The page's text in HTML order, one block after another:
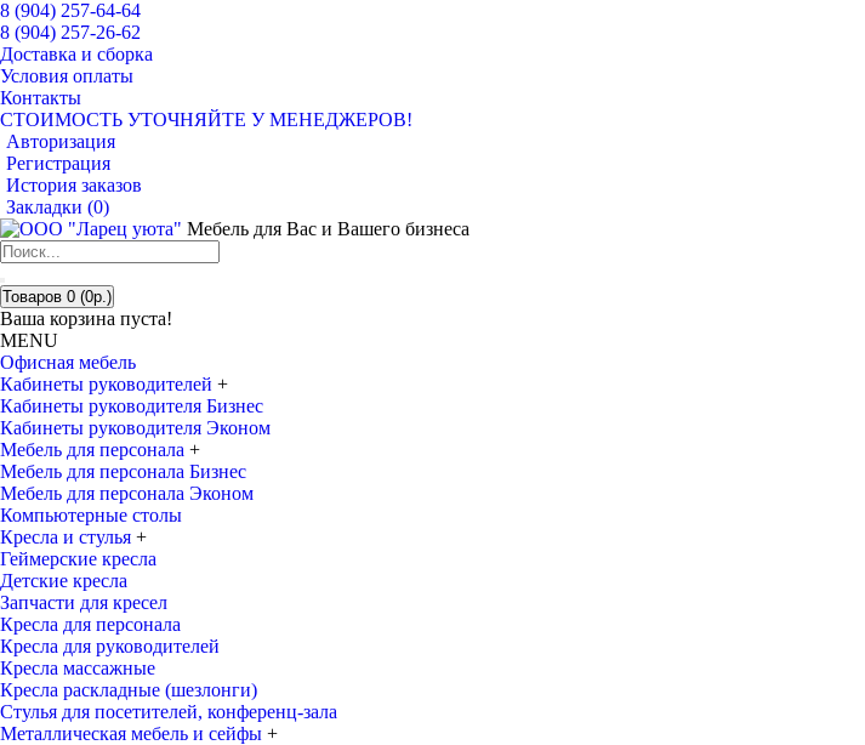
8 (904) 257-64-64
8 (904) 257-26-62
Доставка и сборка
Условия оплаты
Контакты
СТОИМОСТЬ УТОЧНЯЙТЕ У МЕНЕДЖЕРОВ!
Авторизация
Регистрация
История заказов
Закладки (0)
Мебель для Вас и Вашего бизнеса
Товаров 0 (0р.)
Ваша корзина пуста!
MENU
Офисная мебель
Кабинеты руководителей +
Кабинеты руководителя Бизнес
Кабинеты руководителя Эконом
Мебель для персонала +
Мебель для персонала Бизнес
Мебель для персонала Эконом
Компьютерные столы
Кресла и стулья +
Геймерские кресла
Детские кресла
Запчасти для кресел
Кресла для персонала
Кресла для руководителей
Кресла массажные
Кресла раскладные (шезлонги)
Стулья для посетителей, конференц-зала
Металлическая мебель и сейфы +